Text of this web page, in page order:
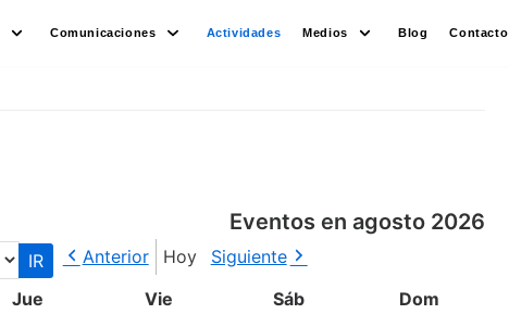
Comunicaciones Actividades Medios Blog Contacto
Eventos en agosto 2026
Anterior Hoy
Siguiente
Jue Vie Sáb
Dom